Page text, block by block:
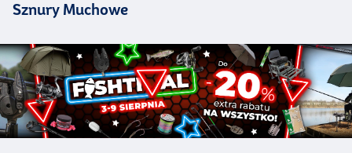
Sznury Muchowe